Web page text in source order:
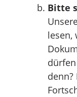
Bitte
lesen,